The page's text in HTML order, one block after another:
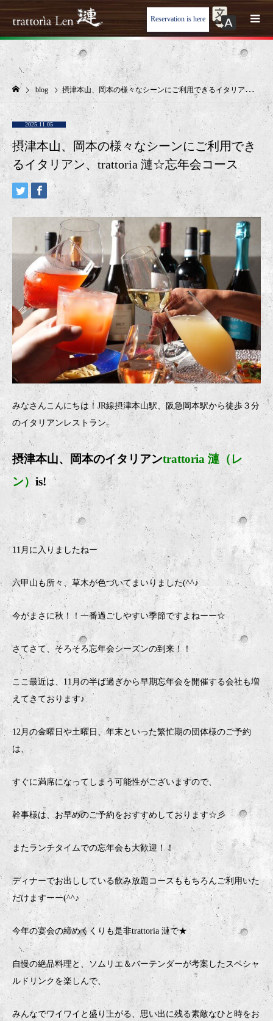
Reservation is here
blog 摂津本山、岡本の様々なシーンにご利用できるイタリアン、trattoria 漣☆忘年会コース
2025.11.05
摂津本山、岡本の様々なシーンにご利用でき
るイタリアン、trattoria 漣☆忘年会コース
みなさんこんにちは！JR線摂津本山駅、阪急岡本駅から徒歩３分
のイタリアンレストラン
摂津本山、岡本のイタリアンtrattoria 漣（レ
ン）is!
11月に入りましたねー
六甲山も所々、草木が色づいてまいりました(^^♪
今がまさに秋！！一番過ごしやすい季節ですよねーー☆
さてさて、そろそろ忘年会シーズンの到来！！
ここ最近は、11月の半ば過ぎから早期忘年会を開催する会社も増
えてきております♪
12月の金曜日や土曜日、年末といった繁忙期の団体様のご予約
は、
すぐに満席になってしまう可能性がございますので、
幹事様は、お早めのご予約をおすすめしております☆彡
またランチタイムでの忘年会も大歓迎！！
ディナーでお出ししている飲み放題コースももちろんご利用いた
だけますーー(^^♪
今年の宴会の締めくくりも是非trattoria 漣で★
自慢の絶品料理と、ソムリエ＆バーテンダーが考案したスペシャ
ルドリンクを楽しんで、
みんなでワイワイと盛り上がる、思い出に残る素敵なひと時をお